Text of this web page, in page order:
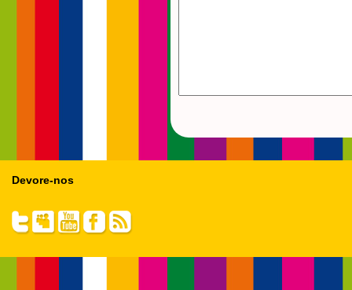
Devore-nos